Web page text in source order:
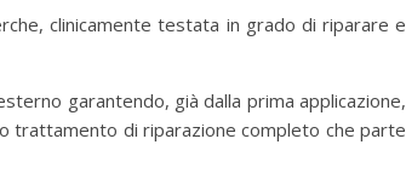
clinicamente testata in grado di riparare e
garantendo, già dalla prima applicazione,
trattamento di riparazione completo che parte